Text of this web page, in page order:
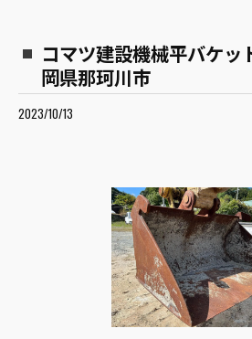
コマツ建設機械平バケッ
岡県那珂川市
2023/10/13